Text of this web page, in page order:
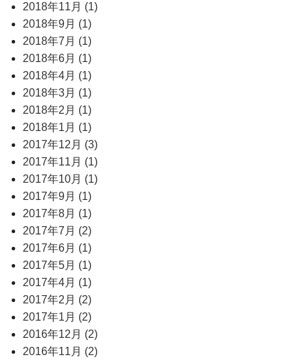
2018年11月 (1)
2018年9月 (1)
2018年7月 (1)
2018年6月 (1)
2018年4月 (1)
2018年3月 (1)
2018年2月 (1)
2018年1月 (1)
2017年12月 (3)
2017年11月 (1)
2017年10月 (1)
2017年9月 (1)
2017年8月 (1)
2017年7月 (2)
2017年6月 (1)
2017年5月 (1)
2017年4月 (1)
2017年2月 (2)
2017年1月 (2)
2016年12月 (2)
2016年11月 (2)